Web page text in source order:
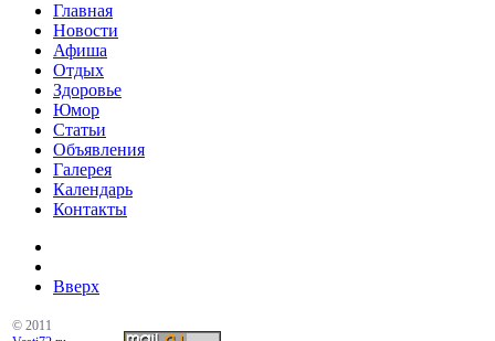
Главная
Новости
Афиша
Отдых
Здоровье
Юмор
Статьи
Объявления
Галерея
Календарь
Контакты
Вверх
© 2011